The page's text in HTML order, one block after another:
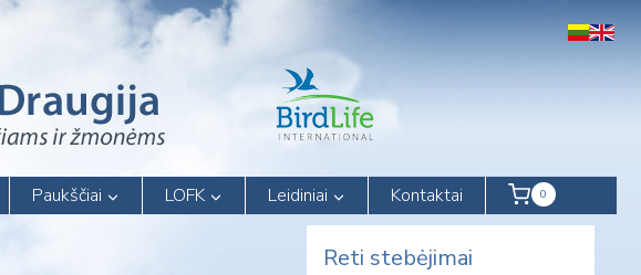
Paukščiai LOFK Leidiniai Kontaktai 0
Reti stebėjimai